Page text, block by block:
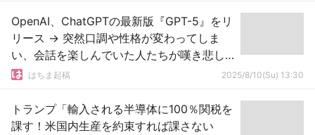
OpenAI、ChatGPTの最新版『GPT-5』をリ
リース → 突然口調や性格が変わってしま
い、会話を楽しんでいた人たちが嘆き悲し
む「GPT-4oを返して；；」
はちま起稿 2025/8/10(Su) 13:30
トランプ「輸入される半導体に100％関税を
課す！米国内生産を約束すれば課さない